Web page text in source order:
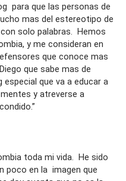
para que las personas de
mas del estereotipo de
solo palabras. Hemos
y me consideran en
que conoce mas
que sabe mas de
especial que va a educar a
y atreverse a
toda mi vida. He sido
poco en la imagen que